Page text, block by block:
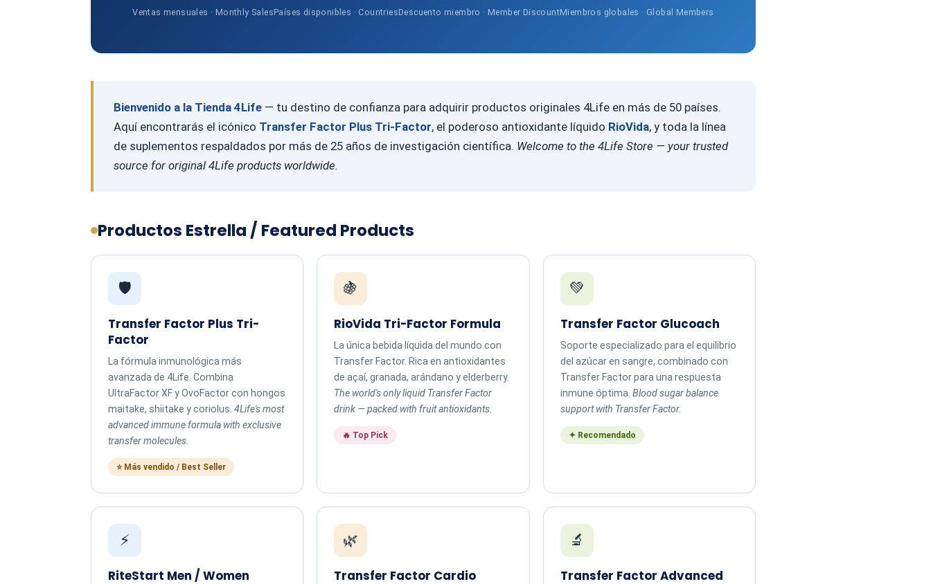
Ventas mensuales · Monthly SalesPaíses disponibles · CountriesDescuento miembro · Member DiscountMiembros globales · Global Members
Bienvenido a la Tienda 4Life— tu destino de confianza para adquirir productos originales 4Life en más de 50 países.
Aquí encontrarás el icónico Transfer Factor Plus Tri-Factor, el poderoso antioxidante líquido RioVida, y toda la línea
de suplementos respaldados por más de 25 años de investigación científica. Welcome to the 4Life Store — your trusted
source for original 4Life products worldwide.
Productos Estrella / Featured Products
🛡️
Transfer Factor Plus Tri-
Factor
La fórmula inmunológica más
avanzada de 4Life. Combina
UltraFactor XF y OvoFactor con hongos
maitake, shiitake y coriolus. 4Life's most
advanced immune formula with exclusive
transfer molecules.
⭐ Más vendido / Best Seller
🍇
RioVida Tri-Factor Formula
La única bebida líquida del mundo con
Transfer Factor. Rica en antioxidantes
de açaí, granada, arándano y elderberry.
The world's only liquid Transfer Factor
drink — packed with fruit antioxidants.
🔥 Top Pick
💚
Transfer Factor Glucoach
Soporte especializado para el equilibrio
del azúcar en sangre, combinado con
Transfer Factor para una respuesta
inmune óptima. Blood sugar balance
support with Transfer Factor.
✦ Recomendado
⚡
RiteStart Men / Women
🌿
Transfer Factor Cardio
🔬
Transfer Factor Advanced